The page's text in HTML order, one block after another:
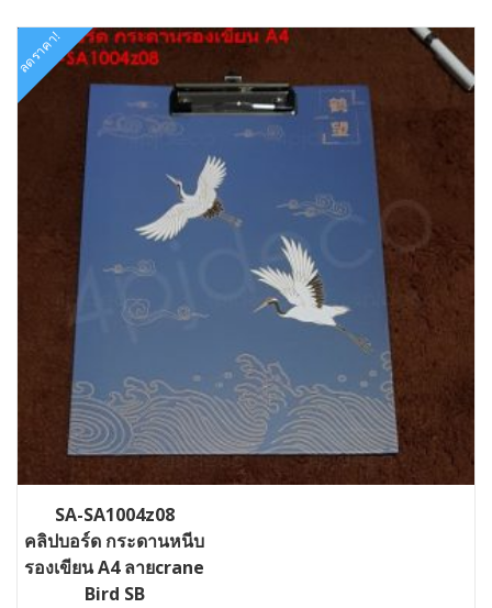
ลดราคา!
SA-SA1004z08
คลิปบอร์ด กระดานหนีบ
รองเขียน A4 ลายcrane
Bird SB